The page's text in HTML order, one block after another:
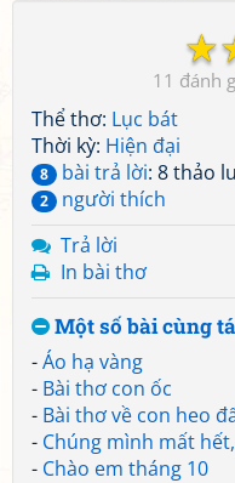
☆
11
Thể thơ: Lục bát
Thời kỳ: Hiện đại
8 bài trả lời: 8 thảo
2
người thích
Trả lời
In bài thơ
Một số bài cùng
-Áo hạ vàng
- Bài thơ con ốc
- Bài thơ về con heo
- Chúng mình mất
- Chào em tháng 10